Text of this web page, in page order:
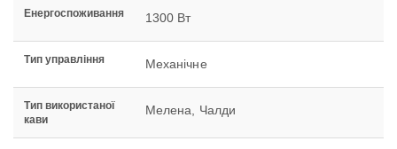
Енергоспоживання 1300 Вт
Тип управління Механічне
Тип використаної
кави
Мелена, Чалди